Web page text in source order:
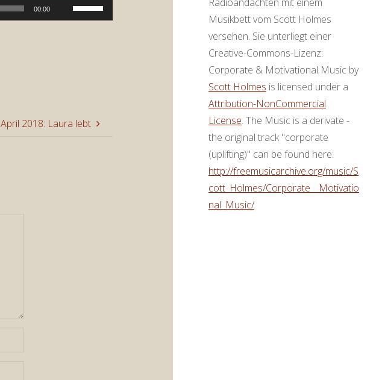
00:00
Pfeiltasten
Hoch/Runter
regeln.
2018: Laura lebt
Musikbett vom Scott Holmes
versehen. Sie unterliegt einer
Creative-Commons-Lizenz:
Corporate & Motivational Music by
Scott Holmes is licensed under a
Attribution-NonCommercial
License. The Music is a derivate -
the original track "corporate
(uplifting)" can be found here:
http://freemusicarchive.org/music/S
cott_Holmes/Corporate__Motivatio
nal_Music/